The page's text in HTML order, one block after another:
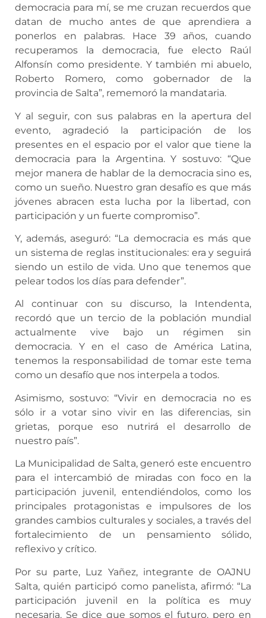
democracia para mí, se me cruzan recuerdos que
datan de mucho antes de que aprendiera a
ponerlos en palabras. Hace 39 años, cuando
recuperamos la democracia, fue electo Raúl
Alfonsín como presidente. Y también mi abuelo,
Roberto Romero, como gobernador de la
provincia de Salta”, rememoró la mandataria.
Y al seguir, con sus palabras en la apertura del
evento, agradeció la participación de los
presentes en el espacio por el valor que tiene la
democracia para la Argentina. Y sostuvo: “Que
mejor manera de hablar de la democracia sino es,
como un sueño. Nuestro gran desafío es que más
jóvenes abracen esta lucha por la libertad, con
participación y un fuerte compromiso”.
Y, además, aseguró: “La democracia es más que
un sistema de reglas institucionales: era y seguirá
siendo un estilo de vida. Uno que tenemos que
pelear todos los días para defender”.
Al continuar con su discurso, la Intendenta,
recordó que un tercio de la población mundial
actualmente vive bajo un régimen sin
democracia. Y en el caso de América Latina,
tenemos la responsabilidad de tomar este tema
como un desafío que nos interpela a todos.
Asimismo, sostuvo: “Vivir en democracia no es
sólo ir a votar sino vivir en las diferencias, sin
grietas, porque eso nutrirá el desarrollo de
nuestro país”.
La Municipalidad de Salta, generó este encuentro
para el intercambió de miradas con foco en la
participación juvenil, entendiéndolos, como los
principales protagonistas e impulsores de los
grandes cambios culturales y sociales, a través del
fortalecimiento de un pensamiento sólido,
reflexivo y crítico.
Por su parte, Luz Yañez, integrante de OAJNU
Salta, quién participó como panelista, afirmó: “La
participación juvenil en la política es muy
necesaria. Se dice que somos el futuro, pero en